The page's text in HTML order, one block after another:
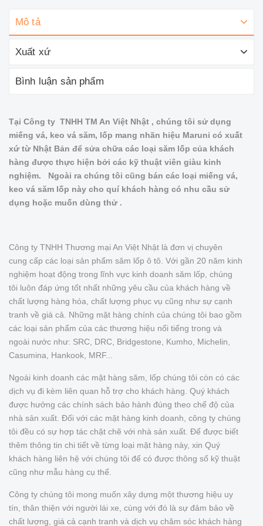
Mô tả
Xuất xứ
Bình luận sản phẩm
Tại Công ty TNHH TM An Việt Nhật , chúng tôi sử dụng
miếng vá, keo vá săm, lốp mang nhãn hiệu Maruni có xuất
xứ từ Nhật Bản để sửa chữa các loại săm lốp của khách
hàng được thực hiện bởi các kỹ thuật viên giàu kinh
nghiệm. Ngoài ra chúng tôi cũng bán các loại miếng vá,
keo vá săm lốp này cho quí khách hàng có nhu cầu sử
dụng hoặc muốn dùng thử .
Công ty TNHH Thương mại An Việt Nhật là đơn vị chuyên
cung cấp các loại sản phẩm săm lốp ô tô. Với gần 20 năm kinh
nghiệm hoạt động trong lĩnh vực kinh doanh săm lốp, chúng
tôi luôn đáp ứng tốt nhất những yêu cầu của khách hàng về
chất lượng hàng hóa, chất lượng phục vụ cũng như sự cạnh
tranh về giá cả. Những mặt hàng chính của chúng tôi bao gồm
các loại sản phẩm của các thương hiệu nổi tiếng trong và
ngoài nước như: SRC, DRC, Bridgestone, Kumho, Michelin,
Casumina, Hankook, MRF...
Ngoài kinh doanh các mặt hàng săm, lốp chúng tôi còn có các
dịch vụ đi kèm liên quan hỗ trợ cho khách hàng. Quý khách
được hưởng các chính sách bảo hành đúng theo chế độ của
nhà sản xuất. Đối với các mặt hàng kinh doanh, công ty chúng
tôi đều có sự hợp tác chặt chẽ với nhà sản xuất. Để được biết
thêm thông tin chi tiết về từng loại mặt hàng này, xin Quý
khách hàng liên hệ với chúng tôi để có được thông số kỹ thuật
cũng như mẫu hàng cụ thể.
Công ty chúng tôi mong muốn xây dựng một thương hiệu uy
tín, thân thiện với người lái xe, cùng với đó là sự đảm bảo về
chất lượng, giá cả cạnh tranh và dịch vụ chăm sóc khách hàng